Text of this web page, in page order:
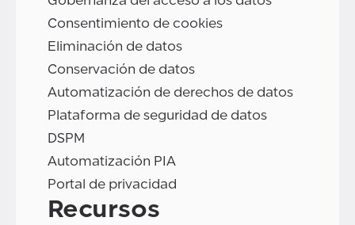
Consentimiento de cookies
Eliminación de datos
Conservación de datos
Automatización de derechos de datos
Plataforma de seguridad de datos
DSPM
Automatización PIA
Portal de privacidad
Recursos